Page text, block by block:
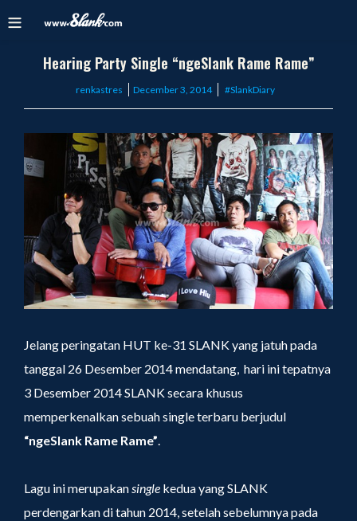
Hearing Party Single “ngeSlank Rame Rame”
renkastres
Posted
December 3, 2014 #SlankDiary
Jelang peringatan HUT ke-31 SLANK yang jatuh pada
tanggal 26 Desember 2014 mendatang, hari ini tepatnya
3 Desember 2014 SLANK secara khusus
memperkenalkan sebuah single terbaru berjudul
“ngeSlank Rame Rame”.
Lagu ini merupakansingle kedua yang SLANK
perdengarkan di tahun 2014, setelah sebelumnya pada